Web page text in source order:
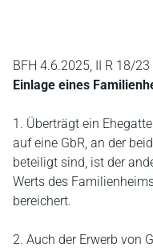
BFH 4.6.2025, II R 18/23
Einlage eines
1. Überträgt ein
auf eine GbR, an der
beteiligt sind, ist der
Werts des
bereichert.
2. Auch der Erwerb von